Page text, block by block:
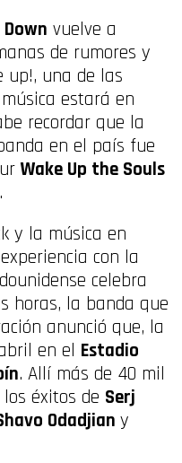
vuelve a
de rumores y
up!, una de las
estará en
recordar que la
en el país fue
Wake Up the Souls
y la música en
con la
celebra
horas, la banda que
anunció que, la
en el Estadio
. Allí más de 40 mil
éxitos de Serj
Odadjian y